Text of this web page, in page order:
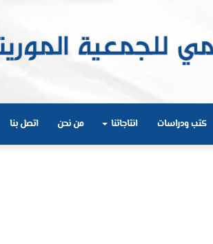
كتب ودراسات انتاجاتنا من نحن اتصل بنا